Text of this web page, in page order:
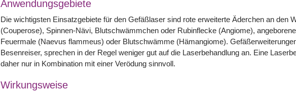
Anwendungsgebiete
Die wichtigsten Einsatzgebiete für den Gefäßlaser sind rote erweiterte Äderchen an den
(Couperose), Spinnen-Nävi, Blutschwämmchen oder Rubinflecke (Angiome),
Feuermale (Naevus flammeus) oder Blutschwämme (Hämangiome).
Besenreiser, sprechen in der Regel weniger gut auf die Laserbehandlung an. Eine
daher nur in Kombination mit einer Verödung sinnvoll.
Wirkungsweise